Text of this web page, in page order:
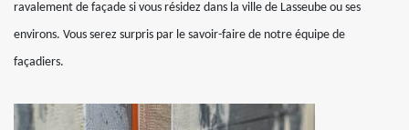
ravalement de façade si vous résidez dans la ville de Lasseube ou ses
environs. Vous serez surpris par le savoir-faire de notre équipe de
façadiers.